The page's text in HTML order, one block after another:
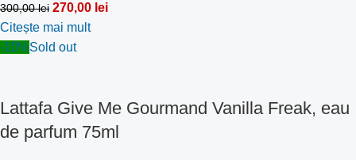
300,00lei 270,00 lei
Citește mai mult
-10%Sold out
Lattafa Give Me Gourmand Vanilla Freak, eau
de parfum 75ml